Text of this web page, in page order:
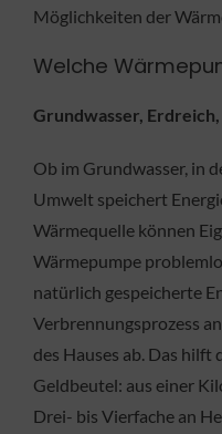
Möglichkeiten der
Welche
Grundwasser,
Ob im Grundwasser, in
Umwelt speichert
Wärmequelle können
Wärmepumpe
natürlich gespeicherte
Verbrennungsprozess
des Hauses ab. Das hilft
Geldbeutel: aus einer
Drei- bis Vierfache an